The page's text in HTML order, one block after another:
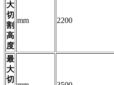
大
切
割
高
度
mm 2200
最
大
切